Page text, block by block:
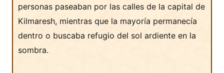
personas paseaban por las calles de la capital de
Kilmaresh, mientras que la mayoría permanecía
dentro o buscaba refugio del sol ardiente en la
sombra.